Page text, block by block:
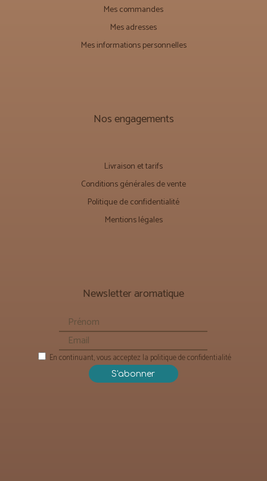
Mes commandes
Mes adresses
Mes informations personnelles
Nos engagements
Livraison et tarifs
Conditions générales de vente
Politique de confidentialité
Mentions légales
Newsletter aromatique
En continuant, vous acceptez la politique de confidentialité